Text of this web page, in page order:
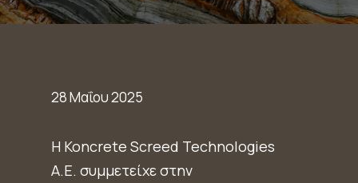
28 Μαΐου 2025
Η Koncrete Screed Technologies
A.E. συμμετείχε στην